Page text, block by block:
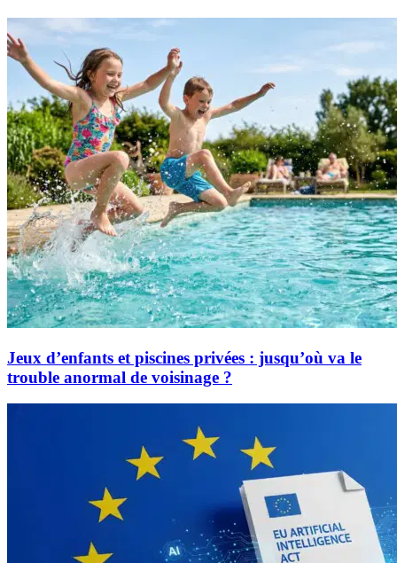
Jeux d’enfants et piscines privées : jusqu’où va le
trouble anormal de voisinage ?